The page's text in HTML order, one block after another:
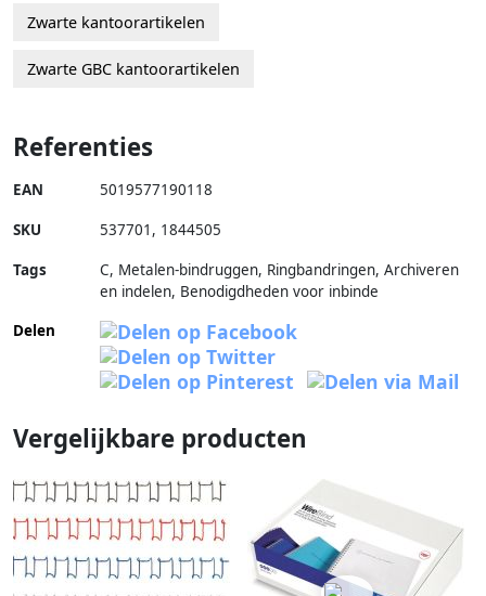
Zwarte kantoorartikelen
Zwarte GBC kantoorartikelen
Referenties
EAN 5019577190118
SKU 537701 , 1844505
Tags
C, Metalen-bindruggen, Ringbandringen, Archiveren
en indelen, Benodigdheden voor inbinde
Delen
Vergelijkbare producten